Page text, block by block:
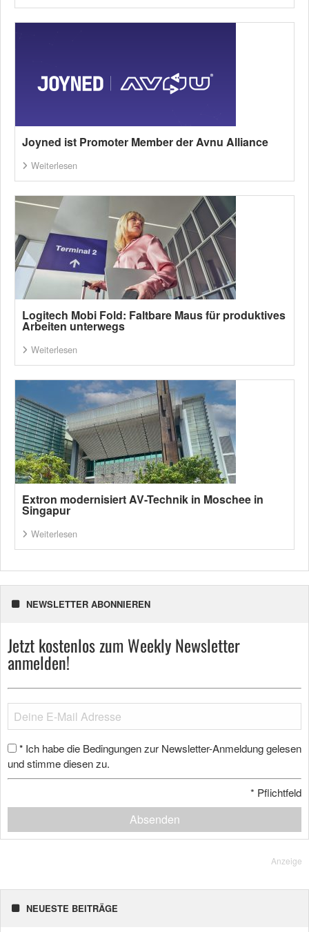
Joyned ist Promoter Member der Avnu Alliance
Weiterlesen
Logitech Mobi Fold: Faltbare Maus für produktives
Arbeiten unterwegs
Weiterlesen
Extron modernisiert AV-Technik in Moschee in
Singapur
Weiterlesen
NEWSLETTER ABONNIEREN
Jetzt kostenlos zum Weekly Newsletter
anmelden!
* Ich habe die Bedingungen zur Newsletter-Anmeldung gelesen
und stimme diesen zu.
* Pflichtfeld
Absenden
Anzeige
NEUESTE BEITRÄGE